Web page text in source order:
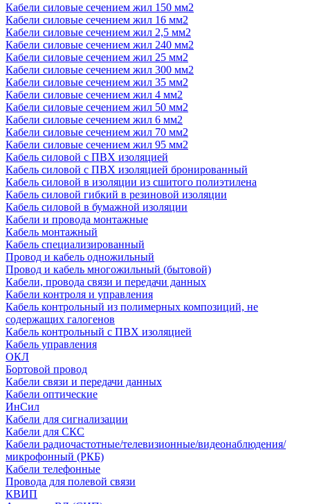
Кабели силовые сечением жил 150 мм2
Кабели силовые сечением жил 16 мм2
Кабели силовые сечением жил 2,5 мм2
Кабели силовые сечением жил 240 мм2
Кабели силовые сечением жил 25 мм2
Кабели силовые сечением жил 300 мм2
Кабели силовые сечением жил 35 мм2
Кабели силовые сечением жил 4 мм2
Кабели силовые сечением жил 50 мм2
Кабели силовые сечением жил 6 мм2
Кабели силовые сечением жил 70 мм2
Кабели силовые сечением жил 95 мм2
Кабель силовой с ПВХ изоляцией
Кабель силовой с ПВХ изоляцией бронированный
Кабель силовой в изоляции из сшитого полиэтилена
Кабель силовой гибкий в резиновой изоляции
Кабель силовой в бумажной изоляции
Кабели и провода монтажные
Кабель монтажный
Кабель специализированный
Провод и кабель одножильный
Провод и кабель многожильный (бытовой)
Кабели, провода связи и передачи данных
Кабели контроля и управления
Кабель контрольный из полимерных композиций, не
содержащих галогенов
Кабель контрольный с ПВХ изоляцией
Кабель управления
ОКЛ
Бортовой провод
Кабели связи и передачи данных
Кабели оптические
ИнСил
Кабели для сигнализации
Кабели для СКС
Кабели радиочастотные/телевизионные/видеонаблюдения/
микрофонный (РКБ)
Кабели телефонные
Провода для полевой связи
КВИП